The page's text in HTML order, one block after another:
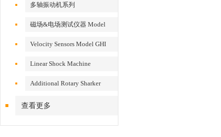
多轴振动机系列
磁场&电场测试仪器 Model
Velocity Sensors Model GHI
Linear Shock Machine
Additional Rotary Sharker
查看更多